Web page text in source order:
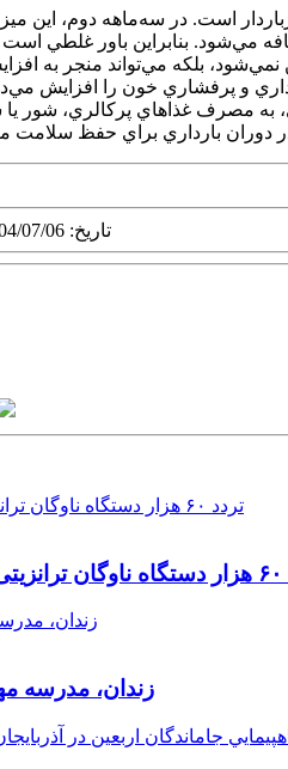
به مصرف غذاهاي پرکالري، شور يا
تاریخ: 1404/07/06 10:25 ق.ظ |
زندان، مدرسه